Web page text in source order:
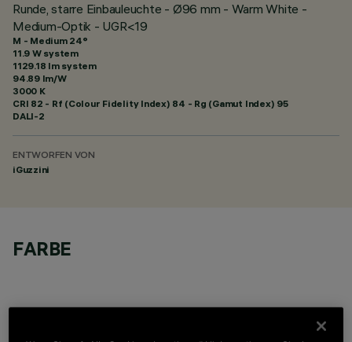
Runde, starre Einbauleuchte - Ø96 mm - Warm White -
Medium-Optik - UGR<19
M - Medium 24°
11.9 W system
1129.18 lm system
94.89 lm/W
3000 K
CRI 82 - Rf (Colour Fidelity Index) 84 - Rg (Gamut Index) 95
DALI-2
ENTWORFEN VON
iGuzzini
FARBE